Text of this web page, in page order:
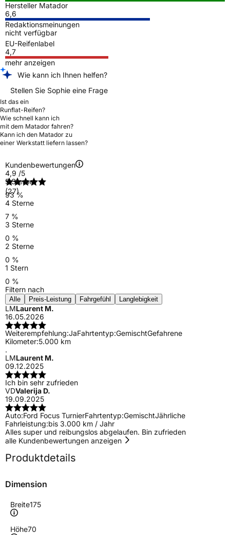
Hersteller Matador
6,6
Redaktionsmeinungen
nicht verfügbar
EU-Reifenlabel
4,7
mehr anzeigen
Wie kann ich Ihnen helfen?
Stellen Sie Sophie eine Frage
Ist das ein
Runflat-Reifen?
Wie schnell kann ich
mit dem Matador fahren?
Kann ich den Matador zu
einer Werkstatt liefern lassen?
Kundenbewertungen
4,9 /5
(27)
5 Sterne
93 %
4 Sterne
7 %
3 Sterne
0 %
2 Sterne
0 %
1 Stern
0 %
Filtern nach
Alle Preis-Leistung Fahrgefühl Langlebigkeit
LMLaurent M.
16.05.2026
Weiterempfehlung:JaFahrtentyp:GemischtGefahrene
Kilometer:5.000 km
.
LMLaurent M.
09.12.2025
Ich bin sehr zufrieden
VDValerija D.
19.09.2025
Auto:Ford Focus TurnierFahrtentyp:GemischtJährliche
Fahrleistung:bis 3.000 km / Jahr
Alles super und reibungslos abgelaufen. Bin zufrieden
alle Kundenbewertungen anzeigen
Produktdetails
Dimension
Breite175
Höhe70